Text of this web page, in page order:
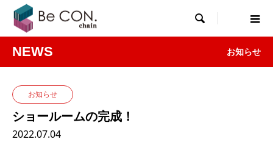

NEWS お知らせ
お知らせ
ショールームの完成！
2022.07.04